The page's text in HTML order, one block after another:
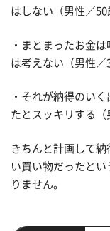
はしない（男性／50
・まとまったお金
は考えない（男性／
・それが納得のい
たとスッキリする（
きちんと計画して
い買い物だったと
りません。